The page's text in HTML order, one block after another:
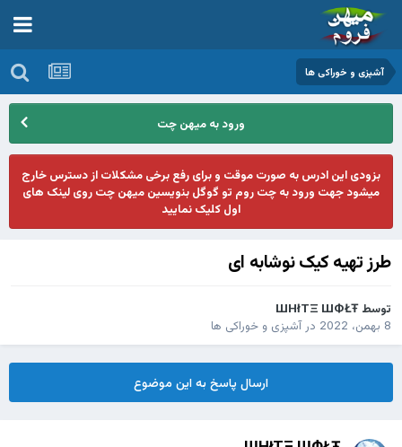
آشپزی و خوراکی ها
ورود به میهن چت
بزودی این ادرس به صورت موقت و برای رفع برخی مشکلات از دسترس خارج
میشود جهت ورود به چت روم تو گوگل بنویسین میهن چت روی لینک های
اول کلیک نمایید
طرز تهیه کیک نوشابه ای
توسط ШHłTΞ ШФŁŦ
8 بهمن، 2022
در آشپزی و خوراکی ها
ارسال پاسخ به این موضوع